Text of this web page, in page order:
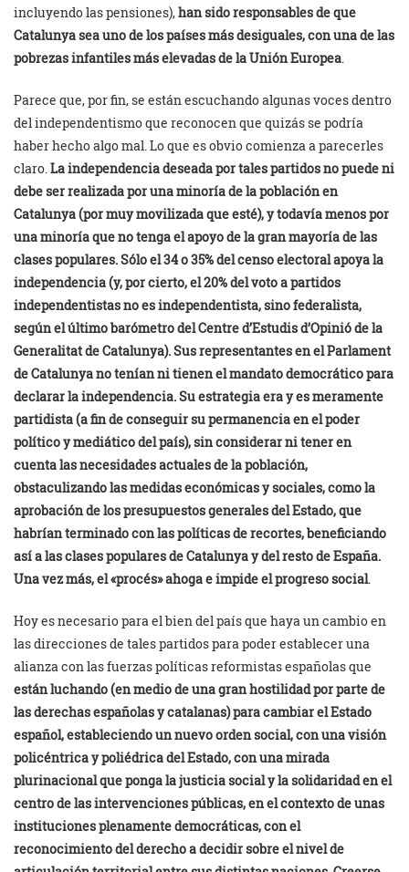
incluyendo las pensiones),han sido responsables de que
Catalunya sea uno de los países más desiguales, con una de las
pobrezas infantiles más elevadas de la Unión Europea.
Parece que, por fin, se están escuchando algunas voces dentro
del independentismo que reconocen que quizás se podría
haber hecho algo mal. Lo que es obvio comienza a parecerles
claro.La independencia deseada por tales partidos no puede ni
debe ser realizada por una minoría de la población en
Catalunya (por muy movilizada que esté), y todavía menos por
una minoría que no tenga el apoyo de la gran mayoría de las
clases populares. Sólo el 34 o 35% del censo electoral apoya la
independencia (y, por cierto, el 20% del voto a partidos
independentistas no es independentista, sino federalista,
según el último barómetro del Centre d’Estudis d’Opinió de la
Generalitat de Catalunya). Sus representantes en el Parlament
de Catalunya no tenían ni tienen el mandato democrático para
declarar la independencia. Su estrategia era y es meramente
partidista (a fin de conseguir su permanencia en el poder
político y mediático del país), sin considerar ni tener en
cuenta las necesidades actuales de la población,
obstaculizando las medidas económicas y sociales, como la
aprobación de los presupuestos generales del Estado, que
habrían terminado con las políticas de recortes, beneficiando
así a las clases populares de Catalunya y del resto de España.
Una vez más, el «procés» ahoga e impide el progreso social.
Hoy es necesario para el bien del país que haya un cambio en
las direcciones de tales partidos para poder establecer una
alianza con las fuerzas políticas reformistas españolas que
están luchando (en medio de una gran hostilidad por parte de
las derechas españolas y catalanas) para cambiar el Estado
español, estableciendo un nuevo orden social, con una visión
policéntrica y poliédrica del Estado, con una mirada
plurinacional que ponga la justicia social y la solidaridad en el
centro de las intervenciones públicas, en el contexto de unas
instituciones plenamente democráticas, con el
reconocimiento del derecho a decidir sobre el nivel de